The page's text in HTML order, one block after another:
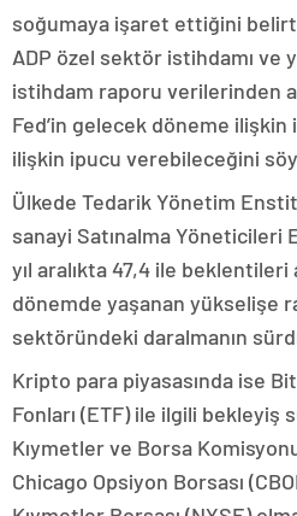
soğumaya işaret ettiğini
ADP özel sektör istihdamı ve
istihdam raporu verilerinden
Fed’in gelecek döneme
ilişkin ipucu verebileceğini
Ülkede Tedarik Yönetim
sanayi Satınalma Yöneticileri
yıl aralıkta 47,4 ile beklentileri
dönemde yaşanan yükselişe
sektöründeki daralmanın
Kripto para piyasasında ise
Fonları (ETF) ile ilgili bekleyiş
Kıymetler ve Borsa
Chicago Opsiyon Borsası